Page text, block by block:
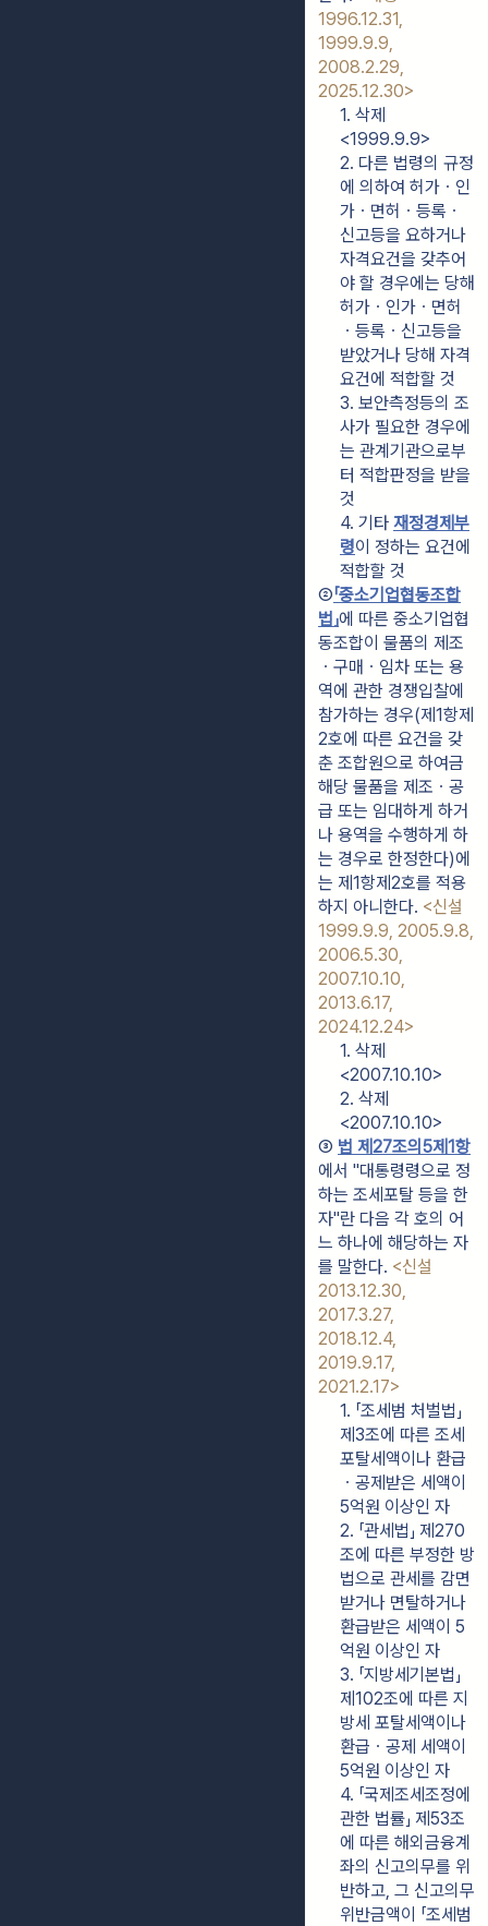
1996.12.31,
1999.9.9,
2008.2.29,
2025.12.30>
1. 삭제
<1999.9.9>
2. 다른 법령의 규정
에 의하여 허가ㆍ인
가ㆍ면허ㆍ등록ㆍ
신고등을 요하거나
자격요건을 갖추어
야 할 경우에는 당해
허가ㆍ인가ㆍ면허
ㆍ등록ㆍ신고등을
받았거나 당해 자격
요건에 적합할 것
3. 보안측정등의 조
사가 필요한 경우에
는 관계기관으로부
터 적합판정을 받을
것
4. 기타 재정경제부
령이 정하는 요건에
적합할 것
②「중소기업협동조합
법」에 따른 중소기업협
동조합이 물품의 제조
ㆍ구매ㆍ임차 또는 용
역에 관한 경쟁입찰에
참가하는 경우(제1항제
2호에 따른 요건을 갖
춘 조합원으로 하여금
해당 물품을 제조ㆍ공
급 또는 임대하게 하거
나 용역을 수행하게 하
는 경우로 한정한다)에
는 제1항제2호를 적용
하지 아니한다. <신설
1999.9.9, 2005.9.8,
2006.5.30,
2007.10.10,
2013.6.17,
2024.12.24>
1. 삭제
<2007.10.10>
2. 삭제
<2007.10.10>
③ 법 제27조의5제1항
에서 "대통령령으로 정
하는 조세포탈 등을 한
자"란 다음 각 호의 어
느 하나에 해당하는 자
를 말한다. <신설
2013.12.30,
2017.3.27,
2018.12.4,
2019.9.17,
2021.2.17>
1. 「조세범 처벌법」
제3조에 따른 조세
포탈세액이나 환급
ㆍ공제받은 세액이
5억원 이상인 자
2. 「관세법」 제270
조에 따른 부정한 방
법으로 관세를 감면
받거나 면탈하거나
환급받은 세액이 5
억원 이상인 자
3. 「지방세기본법」
제102조에 따른 지
방세 포탈세액이나
환급ㆍ공제 세액이
5억원 이상인 자
4. 「국제조세조정에
관한 법률」 제53조
에 따른 해외금융계
좌의 신고의무를 위
반하고, 그 신고의무
위반금액이 「조세범